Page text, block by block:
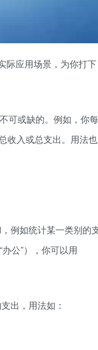
际应用场景，为你打下
可或缺的。例如，你每
收入或总支出。用法也
例如统计某一类别的
公”），你可以用
出，用法如：